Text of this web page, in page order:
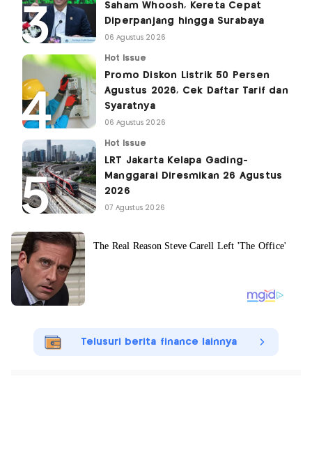
Saham Whoosh, Kereta Cepat
Diperpanjang hingga Surabaya
06 Agustus 2026
Hot Issue
Promo Diskon Listrik 50 Persen
Agustus 2026, Cek Daftar Tarif dan
Syaratnya
06 Agustus 2026
Hot Issue
LRT Jakarta Kelapa Gading-
Manggarai Diresmikan 26 Agustus
2026
07 Agustus 2026
Telusuri berita finance lainnya